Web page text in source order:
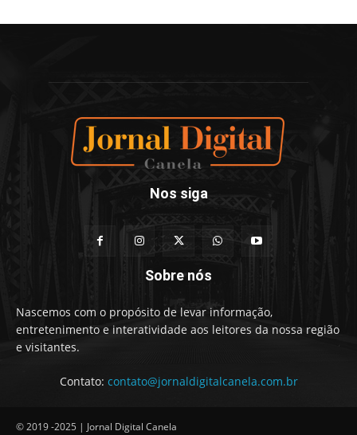
Nos siga
Sobre nós
Nascemos com o propósito de levar informação,
entretenimento e interatividade aos leitores da nossa região
e visitantes.
Contato: contato@jornaldigitalcanela.com.br
© 2019 -2025 | Jornal Digital Canela